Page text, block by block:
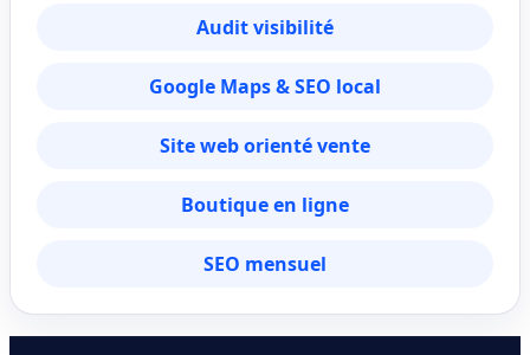
Audit visibilité
Google Maps & SEO local
Site web orienté vente
Boutique en ligne
SEO mensuel